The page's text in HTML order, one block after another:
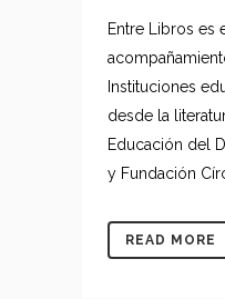
Entre Libros es
Instituciones
desde la
Educación del
y Fundación
READ MORE